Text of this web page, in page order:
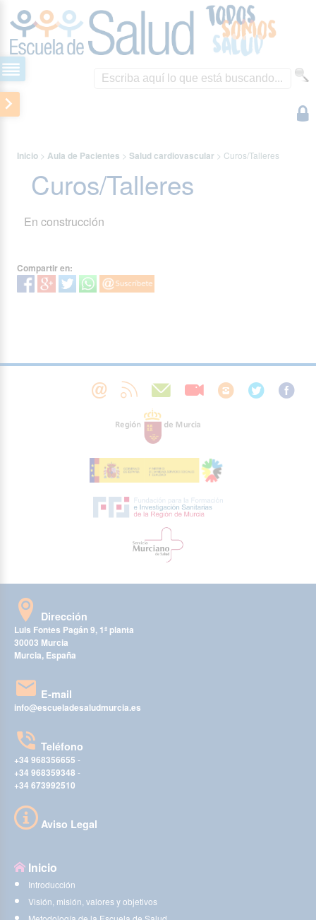
Inicio > Aula de Pacientes >Salud cardiovascular > Curos/Talleres
Curos/Talleres
En construcción
Compartir en:
Dirección
Luis Fontes Pagán 9, 1ª planta
30003 Murcia
Murcia, España
E-mail
info@escueladesaludmurcia.es
Teléfono
+34 968356655 -
+34 968359348 -
+34 673992510
Aviso Legal
Inicio
Introducción
Visión, misión, valores y objetivos